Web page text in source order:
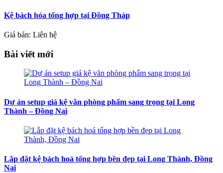
Kệ bách hóa tổng hợp tại Đồng Tháp
Giá bán: Liên hệ
Bài viết mới
Dự án setup giá kệ văn phòng phẩm sang trọng tại Long
Thành – Đồng Nai
Lắp đặt kệ bách hoá tổng hợp bền đẹp tại Long Thành, Đồng
Nai